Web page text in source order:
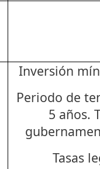
Inversión
Periodo de
5 años.
Tasas